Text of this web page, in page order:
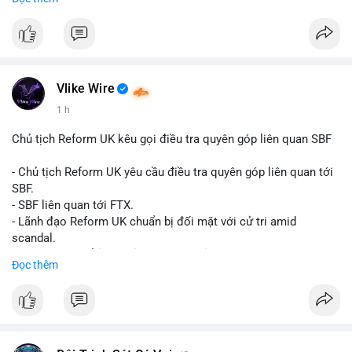
nhà đầu tư trong ngành vật liệu xây dựng và hạ tầng.
nhựa polyolefin trong tương lai?
Vlike Wire
1 h
Chủ tịch Reform UK kêu gọi điều tra quyên góp liên quan SBF
- Chủ tịch Reform UK yêu cầu điều tra quyên góp liên quan tới
SBF.
- SBF liên quan tới FTX.
- Lãnh đạo Reform UK chuẩn bị đối mặt với cử tri amid
scandal.
- Không có thông tin tác động thị trường ngay lập tức.
Đọc thêm